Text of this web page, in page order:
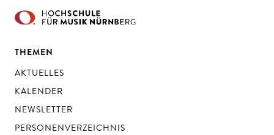
THEMEN
AKTUELLES
KALENDER
NEWSLETTER
PERSONENVERZEICHNIS